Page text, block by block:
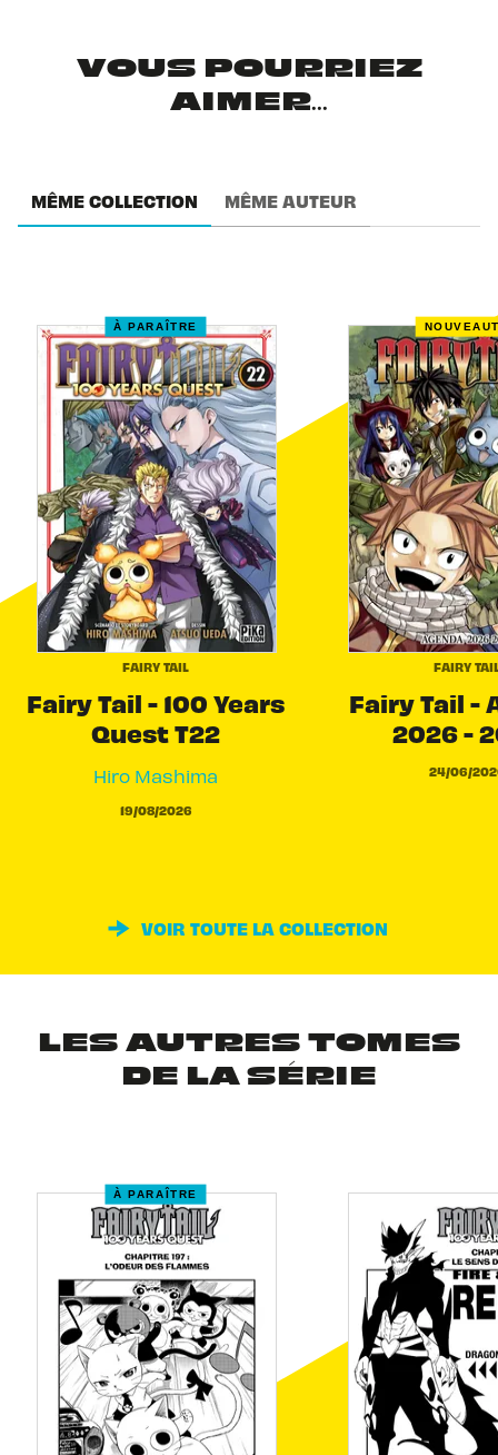
VOUS POURRIEZ
AIMER...
MÊME COLLECTION MÊME AUTEUR
À PARAÎTRE
FAIRY TAIL
Fairy Tail - 100 Years
Quest T22
Hiro Mashima
19/08/2026
FAIRY
Fairy Tail -
2026 -
24/06/
VOIR TOUTE LA COLLECTION
LES AUTRES TOMES
DE LA SÉRIE
À PARAÎTRE